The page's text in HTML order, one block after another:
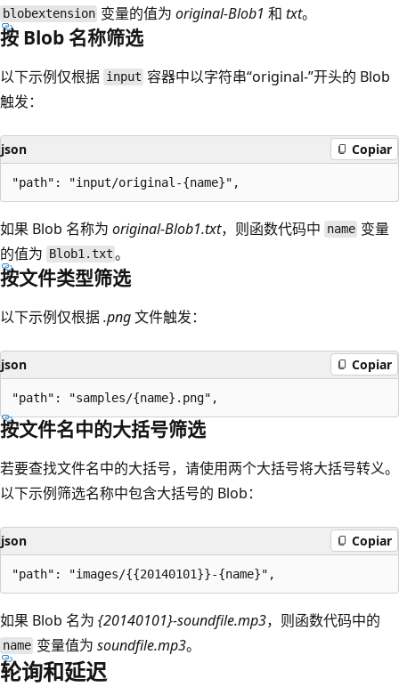
blobextension 变量的值为original-Blob1 和txt。
按 Blob 名称筛选
以下示例仅根据 input 容器中以字符串“original-”开头的 Blob
触发：
json Copiar
如果 Blob 名称为 original-Blob1.txt，则函数代码中 name 变量
的值为
Blob1.txt 。
按文件类型筛选
以下示例仅根据.png文件触发：
json Copiar
按文件名中的大括号筛选
若要查找文件名中的大括号，请使用两个大括号将大括号转义。
以下示例筛选名称中包含大括号的 Blob：
json Copiar
如果 Blob 名为 {20140101}-soundfile.mp3，则函数代码中的
name 变量值为soundfile.mp3。
轮询和延迟